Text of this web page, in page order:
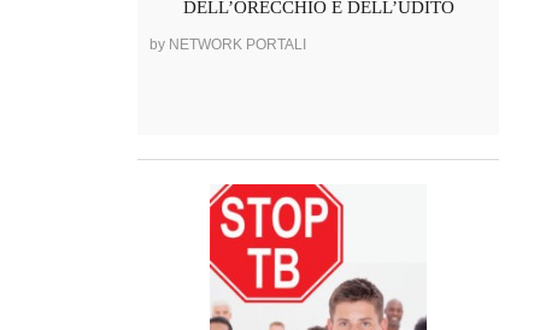
DELL’ORECCHIO E DELL’UDITO
by NETWORK PORTALI